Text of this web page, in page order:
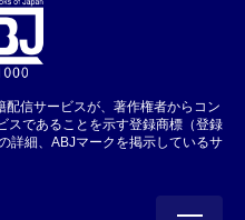
信サービスが、著作権者からコン
スであることを示す登録商標（登録
詳細、ABJマークを掲示しているサ